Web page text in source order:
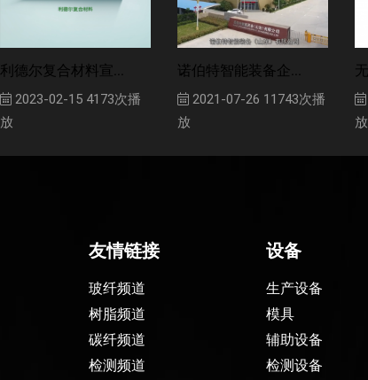
利德尔复合材料宣...
2023-02-15 4173次播
放
诺伯特智能装备企...
2021-07-26 11743次播
放
放
友情链接
玻纤频道
树脂频道
碳纤频道
检测频道
设备
生产设备
模具
辅助设备
检测设备